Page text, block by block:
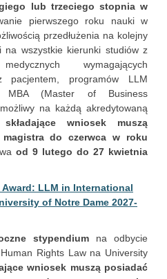
lub trzeciego stopnia w
pierwszego roku nauki w
przedłużenia na kolejny
na wszystkie kierunki studiów z
wymagających
pacjentem, programów LLM
(Master of Business
na każdą akredytowaną
wniosek muszą
do czerwca w roku
od 9 lutego do 27 kwietnia
LLM in International
of Notre Dame 2027-
stypendiumna odbycie
Rights Law na University
wniosek muszą posiadać